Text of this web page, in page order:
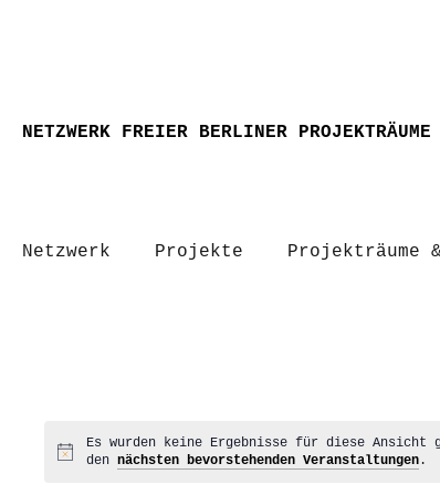
NETZWERK FREIER BERLINER
Netzwerk Projekte
Hinweis
Es wurden keine Ergebnisse für diese Ansicht
den nächsten bevorstehenden Veranstaltungen.